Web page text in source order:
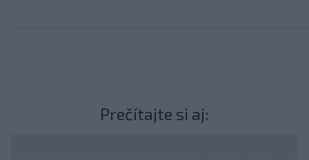
Prečítajte si aj: